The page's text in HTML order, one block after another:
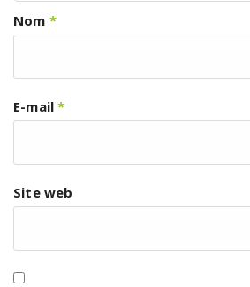
Nom *
E-mail*
Site web